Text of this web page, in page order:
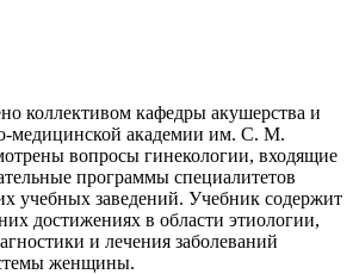
коллективом кафедры акушерства и
медицинской академии им. С. М.
вопросы гинекологии, входящие
программы специалитетов
учебных заведений. Учебник содержит
достижениях в области этиологии,
и лечения заболеваний
женщины.